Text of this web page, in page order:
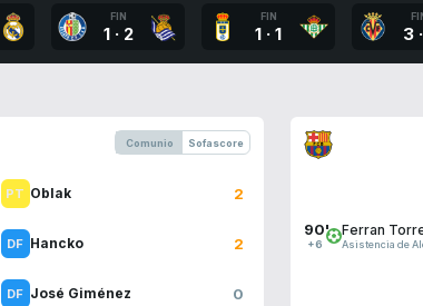
FIN
1 · 2
FIN
1 · 1 3 ·
Comunio Sofascore
Oblak 2
Hancko 2
José Giménez 0
90'
+6
Ferran
Asistencia de